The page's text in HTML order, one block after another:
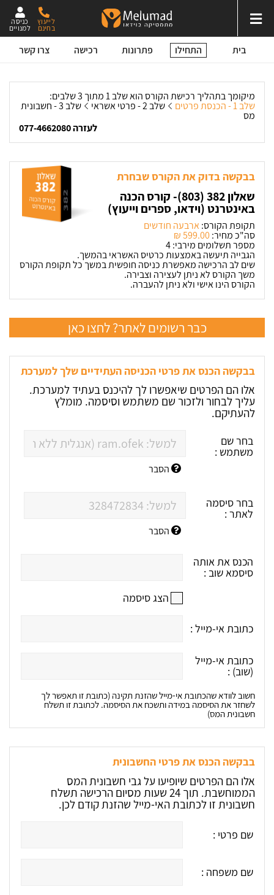
כניסה
למנויים
לייעוץ
בחינם
בית התחילו פתרונות רכישה צרו קשר
מיקומך בתהליך רכישת הקורס הוא שלב 1 מתוך 3 שלבים:
שלב 1 - הכנסת פרטים שלב 2 - פרטי אשראי שלב 3 - חשבונית
מס
לעזרה 077-4662080
בבקשה בדוק את הקורס שבחרת
שאלון 382 (803)- קורס הכנה
באינטרנט (וידאו, ספרים וייעוץ)
תקופת הקורס:ארבעה חודשים
סה"כ מחיר:599.00 ‏₪
מספר תשלומים מירבי: 4
הגבייה תיעשה באמצעות כרטיס האשראי בהמשך.
שים לב הרכישה מאפשרת כניסה חופשית במשך כל תקופת הקורס
משך הקורס לא ניתן לעצירה וצבירה.
הקורס הינו אישי ולא ניתן להעברה.
כבר רשומים לאתר? לחצו כאן
בבקשה הכנס את פרטי הכניסה העתידיים שלך למערכת
אלו הם הפרטים שיאפשרו לך להיכנס בעתיד למערכת.
עליך לבחור ולזכור שם משתמש וסיסמה. מומלץ
להעתיקם.
בחר שם
משתמש :
הסבר
בחר סיסמה
לאתר :
הסבר
הכנס את אותה
סיסמא שוב :
הצג סיסמה
כתובת אי-מייל :
כתובת אי-מייל
(שוב) :
חשוב לוודא שהכתובת אי-מייל שהזנת תקינה (כתובת זו תאפשר לך
לשחזר את הסיסמה במידה ותשכח את הסיסמה. לכתובת זו תשלח
חשבונית המס)
בבקשה הכנס את פרטי החשבונית
אלו הם הפרטים שיופיעו על גבי חשבונית המס
הממוחשבת. תוך 24 שעות מסיום הרכישה תשלח
חשבונית זו לכתובת האי-מייל שהזנת קודם לכן.
שם פרטי :
שם משפחה :